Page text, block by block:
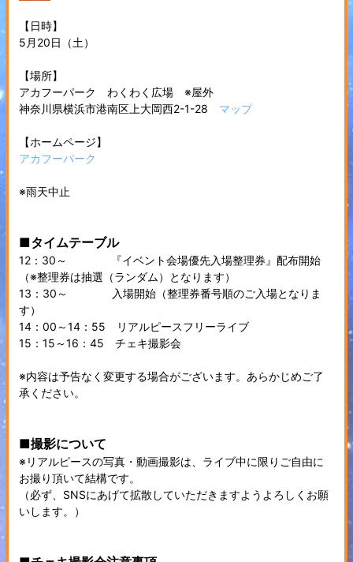
【日時】
5月20日（土）
【場所】
アカフーパーク わくわく広場 ※屋外
神奈川県横浜市港南区上大岡西2-1-28 マップ
【ホームページ】
アカフーパーク
※雨天中止
■タイムテーブル
12：30～ 『イベント会場優先入場整理券』配布開始
（※整理券は抽選（ランダム）となります）
13：30～ 入場開始（整理券番号順のご入場となりま
す）
14：00～14：55 リアルピースフリーライブ
15：15～16：45 チェキ撮影会
※内容は予告なく変更する場合がございます。あらかじめご了
承ください。
■撮影について
※リアルピースの写真・動画撮影は、ライブ中に限りご自由に
お撮り頂いて結構です。
（必ず、SNSにあげて拡散していただきますようよろしくお願
いします。）